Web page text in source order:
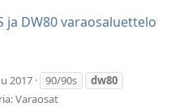
ja DW80 varaosaluettelo
2017 90/90s
dw80
Varaosat